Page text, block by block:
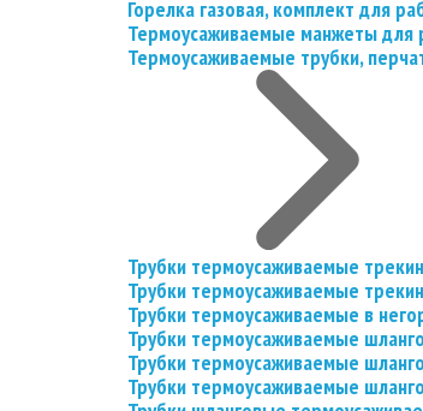
Горелка газовая, комплект для
Термоусаживаемые манжеты для
Термоусаживаемые трубки,
Трубки термоусаживаемые
Трубки термоусаживаемые
Трубки термоусаживаемые в
Трубки термоусаживаемые
Трубки термоусаживаемые
Трубки термоусаживаемые